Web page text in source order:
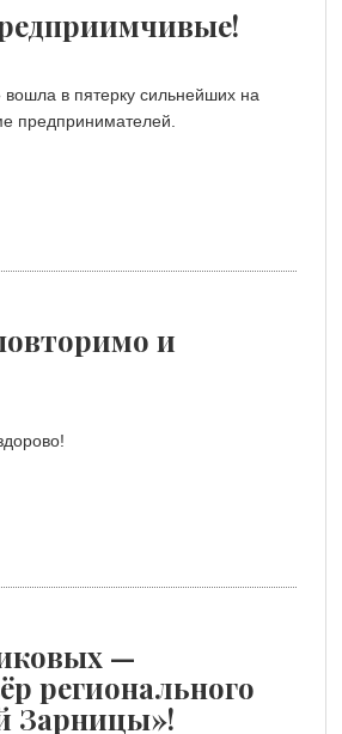
в пятерку сильнейших на
предпринимателей.
и
—
регионального
Зарницы»!